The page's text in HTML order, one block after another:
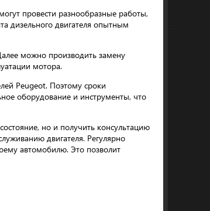
провести разнообразные работы,
дизельного двигателя опытным
можно производить замену
мотора.
Peugeot. Поэтому сроки
оборудование и инструменты, что
но и получить консультацию
двигателя. Регулярно
автомобилю. Это позволит